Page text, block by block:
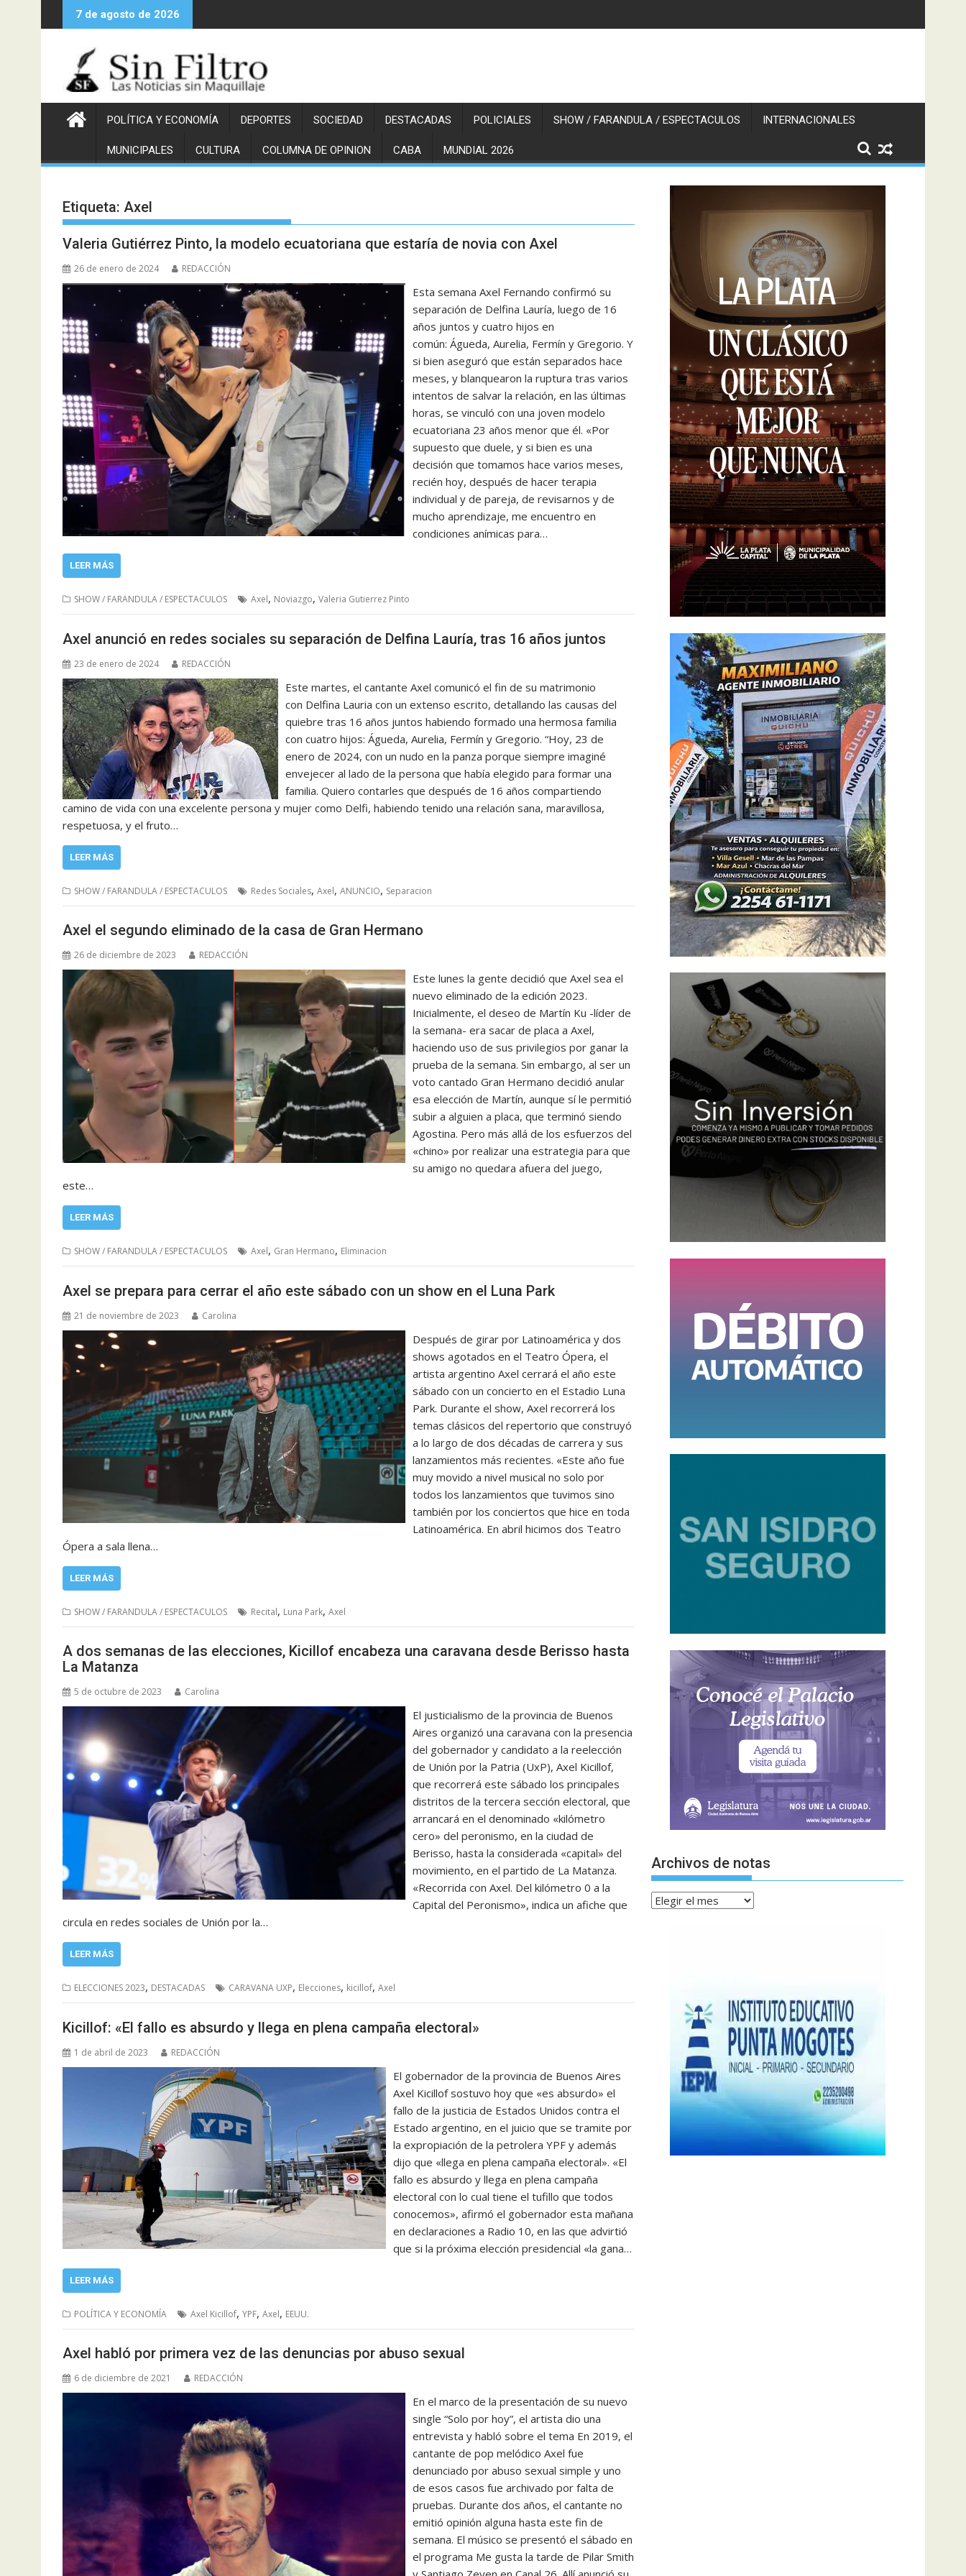
al
7 de agosto de 2026
POLÍTICA Y ECONOMÍA DEPORTES SOCIEDAD DESTACADAS POLICIALES SHOW / FARANDULA / ESPECTACULOS INTERNACIONALES
MUNICIPALES CULTURA COLUMNA DE OPINION CABA MUNDIAL 2026
Etiqueta: Axel
Valeria Gutiérrez Pinto, la modelo ecuatoriana que estaría de novia con Axel
26 de enero de 2024 REDACCIÓN
Esta semana Axel Fernando confirmó su
separación de Delfina Lauría, luego de 16
años juntos y cuatro hijos en
común: Águeda, Aurelia, Fermín y Gregorio. Y
si bien aseguró que están separados hace
meses, y blanquearon la ruptura tras varios
intentos de salvar la relación, en las últimas
horas, se vinculó con una joven modelo
ecuatoriana 23 años menor que él. «Por
supuesto que duele, y si bien es una
decisión que tomamos hace varios meses,
recién hoy, después de hacer terapia
individual y de pareja, de revisarnos y de
mucho aprendizaje, me encuentro en
condiciones anímicas para…
LEER MÁS
SHOW / FARANDULA / ESPECTACULOS Axel, Noviazgo, Valeria Gutierrez Pinto
Axel anunció en redes sociales su separación de Delfina Lauría, tras 16 años juntos
23 de enero de 2024 REDACCIÓN
Este martes, el cantante Axel comunicó el fin de su matrimonio
con Delfina Lauria con un extenso escrito, detallando las causas del
quiebre tras 16 años juntos habiendo formado una hermosa familia
con cuatro hijos: Águeda, Aurelia, Fermín y Gregorio. “Hoy, 23 de
enero de 2024, con un nudo en la panza porque siempre imaginé
envejecer al lado de la persona que había elegido para formar una
familia. Quiero contarles que después de 16 años compartiendo
camino de vida con una excelente persona y mujer como Delfi, habiendo tenido una relación sana, maravillosa,
respetuosa, y el fruto…
LEER MÁS
SHOW / FARANDULA / ESPECTACULOS Redes Sociales, Axel, ANUNCIO, Separacion
Axel el segundo eliminado de la casa de Gran Hermano
26 de diciembre de 2023 REDACCIÓN
Este lunes la gente decidió que Axel sea el
nuevo eliminado de la edición 2023.
Inicialmente, el deseo de Martín Ku -líder de
la semana- era sacar de placa a Axel,
haciendo uso de sus privilegios por ganar la
prueba de la semana. Sin embargo, al ser un
voto cantado Gran Hermano decidió anular
esa elección de Martín, aunque sí le permitió
subir a alguien a placa, que terminó siendo
Agostina. Pero más allá de los esfuerzos del
«chino» por realizar una estrategia para que
su amigo no quedara afuera del juego,
este…
LEER MÁS
SHOW / FARANDULA / ESPECTACULOS Axel, Gran Hermano, Eliminacion
Axel se prepara para cerrar el año este sábado con un show en el Luna Park
21 de noviembre de 2023 Carolina
Después de girar por Latinoamérica y dos
shows agotados en el Teatro Ópera, el
artista argentino Axel cerrará el año este
sábado con un concierto en el Estadio Luna
Park. Durante el show, Axel recorrerá los
temas clásicos del repertorio que construyó
a lo largo de dos décadas de carrera y sus
lanzamientos más recientes. «Este año fue
muy movido a nivel musical no solo por
todos los lanzamientos que tuvimos sino
también por los conciertos que hice en toda
Latinoamérica. En abril hicimos dos Teatro
Ópera a sala llena…
LEER MÁS
SHOW / FARANDULA / ESPECTACULOS Recital, Luna Park, Axel
A dos semanas de las elecciones, Kicillof encabeza una caravana desde Berisso hasta
La Matanza
5 de octubre de 2023 Carolina
El justicialismo de la provincia de Buenos
Aires organizó una caravana con la presencia
del gobernador y candidato a la reelección
de Unión por la Patria (UxP), Axel Kicillof,
que recorrerá este sábado los principales
distritos de la tercera sección electoral, que
arrancará en el denominado «kilómetro
cero» del peronismo, en la ciudad de
Berisso, hasta la considerada «capital» del
movimiento, en el partido de La Matanza.
«Recorrida con Axel. Del kilómetro 0 a la
Capital del Peronismo», indica un afiche que
circula en redes sociales de Unión por la…
LEER MÁS
ELECCIONES 2023, DESTACADAS CARAVANA UXP, Elecciones, kicillof, Axel
Kicillof: «El fallo es absurdo y llega en plena campaña electoral»
1 de abril de 2023 REDACCIÓN
El gobernador de la provincia de Buenos Aires
Axel Kicillof sostuvo hoy que «es absurdo» el
fallo de la justicia de Estados Unidos contra el
Estado argentino, en el juicio que se tramite por
la expropiación de la petrolera YPF y además
dijo que «llega en plena campaña electoral». «El
fallo es absurdo y llega en plena campaña
electoral con lo cual tiene el tufillo que todos
conocemos», afirmó el gobernador esta mañana
en declaraciones a Radio 10, en las que advirtió
que si la próxima elección presidencial «la gana…
LEER MÁS
POLÍTICA Y ECONOMÍA Axel Kicillof, YPF, Axel, EEUU.
Axel habló por primera vez de las denuncias por abuso sexual
6 de diciembre de 2021 REDACCIÓN
En el marco de la presentación de su nuevo
single “Solo por hoy”, el artista dio una
entrevista y habló sobre el tema En 2019, el
cantante de pop melódico Axel fue
denunciado por abuso sexual simple y uno
de esos casos fue archivado por falta de
pruebas. Durante dos años, el cantante no
emitió opinión alguna hasta este fin de
semana. El músico se presentó el sábado en
el programa Me gusta la tarde de Pilar Smith
Archivos de notas
Archivos